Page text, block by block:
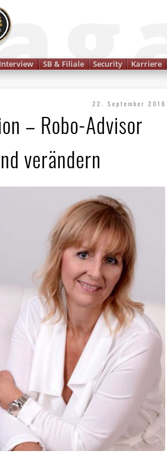
Interview SB & Filiale Security Karriere
22. September 2016
– Robo-Advisor
verändern